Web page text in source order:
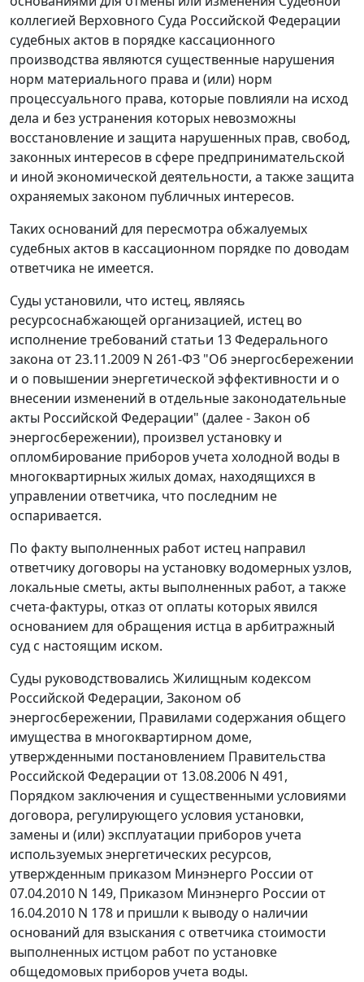
коллегией Верховного Суда Российской Федерации
судебных актов в порядке кассационного
производства являются существенные нарушения
норм материального права и (или) норм
процессуального права, которые повлияли на исход
дела и без устранения которых невозможны
восстановление и защита нарушенных прав, свобод,
законных интересов в сфере предпринимательской
и иной экономической деятельности, а также защита
охраняемых законом публичных интересов.
Таких оснований для пересмотра обжалуемых
судебных актов в кассационном порядке по доводам
ответчика не имеется.
Суды установили, что истец, являясь
ресурсоснабжающей организацией, истец во
исполнение требований статьи 13Федерального
закона от 23.11.2009 N 261-ФЗ "Об энергосбережении
и о повышении энергетической эффективности и о
внесении изменений в отдельные законодательные
акты Российской Федерации" (далее - Закон об
энергосбережении), произвел установку и
опломбирование приборов учета холодной воды в
многоквартирных жилых домах, находящихся в
управлении ответчика, что последним не
оспаривается.
По факту выполненных работ истец направил
ответчику договоры на установку водомерных узлов,
локальные сметы, акты выполненных работ, а также
счета-фактуры, отказ от оплаты которых явился
основанием для обращения истца в арбитражный
суд с настоящим иском.
Суды руководствовались Жилищным кодексом
Российской Федерации, Законом об
энергосбережении, Правилами содержания общего
имущества в многоквартирном доме,
утвержденными постановлением Правительства
Российской Федерации от 13.08.2006 N 491,
Порядком заключения и существенными условиями
договора, регулирующего условия установки,
замены и (или) эксплуатации приборов учета
используемых энергетических ресурсов,
утвержденным приказом Минэнерго России от
07.04.2010 N 149, Приказом Минэнерго России от
16.04.2010 N 178 и пришли к выводу о наличии
оснований для взыскания с ответчика стоимости
выполненных истцом работ по установке
общедомовых приборов учета воды.